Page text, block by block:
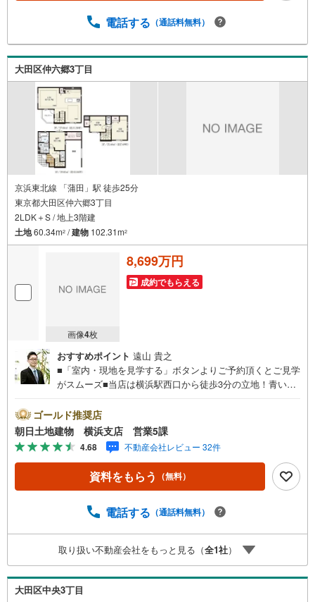
（居住中物件）の手配が必要な場合がございますのでご容
案内が可能となりますのでお手数ですがご一報ください。
◆物件のご案内は◆弊社へのご来社、お客様宅へのお迎
え・最寄駅での待ち合わせ、物件周辺のコンビニ等でお待
ち合わせなど、ご希望をお伝えください。ご希望条件をお
伝え頂けましたら、ご見学希望物件以外の資料も用意して
参ります。もちろん他の物件も併せてご案内させていただ
きます。
電話する （通話料無料）
大田区仲六郷3丁目
京浜東北線 「蒲田」駅 徒歩25分
東京都大田区仲六郷3丁目
2LDK＋S / 地上3階建
土地60.34m2 /建物 102.31m2
画像4枚
8,699万円
成約でもらえる
おすすめポイント 遠山 貴之
■「室内・現地を見学する」ボタンよりご予約頂くとご見学
がスムーズ■当店は横浜駅西口から徒歩3分の立地！青い看
キッズコーナーやおむつ替えができる授乳室も完備お子様
連れでも安心です。提携駐車場もございます■■■ご来場の
際は、事前にご予約をお願いします■■■「室内・現地を見
学する」ボタンよりご予約頂くとスムーズ！■現地ご案内■
お客様の貴重なお時間の中でご希望の情報をご案内しま
す。おおよその所要時間や内容は下記をご参考ください〇
～）〇現地/物件見学（30分～）〇周辺環境のご紹介（30分
止めて私達は様々なご要望にお応え致します！【コロナウ
イルス予防対策実施中】〇ご入店時の検温とアルコール除
菌を設置しております〇接客ブースでは、お席の間隔を通
常より広くお取りします〇全営業車に乗降車時の消毒、除
菌シート等を常備しております〇物件見学用に使い捨てス
ゴールド推奨店
朝日土地建物 横浜支店 営業5課
4.68 不動産会社レビュー 32件
資料をもらう （無料）
電話する （通話料無料）
取り扱い不動産会社をもっと見る（全1社）
大田区中央3丁目